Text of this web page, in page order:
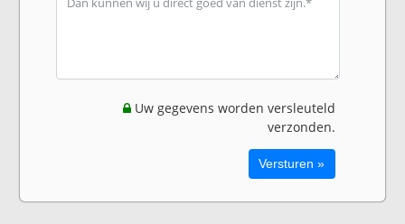
Uw gegevens worden versleuteld
verzonden.